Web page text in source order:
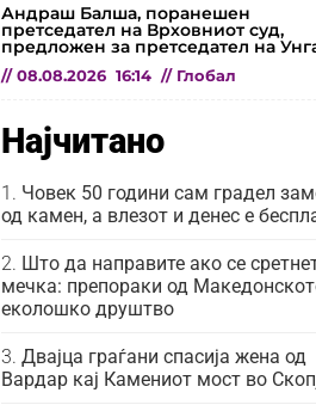
Андраш Балша, поранешен
претседател на Врховниот суд,
предложен за претседател на
// 08.08.2026 16:14 // Глобал
Најчитано
Човек 50 години сам градел
од камен, а влезот и денес е
Што да направите ако се
мечка: препораки од
еколошко друштво
Двајца граѓани спасија жена од
Вардар кај Камениот мост во